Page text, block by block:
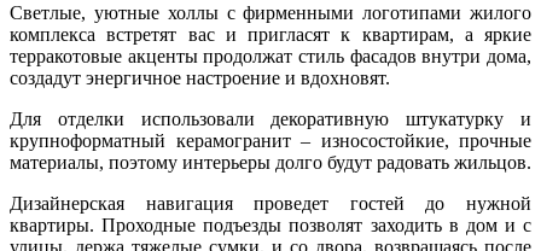
Светлые, уютные холлы с фирменными логотипами жилого
комплекса встретят вас и пригласят к квартирам, а яркие
терракотовые акценты продолжат стиль фасадов внутри дома,
создадут энергичное настроение и вдохновят.
Для отделки использовали декоративную штукатурку и
крупноформатный керамогранит – износостойкие, прочные
материалы, поэтому интерьеры долго будут радовать жильцов.
Дизайнерская навигация проведет гостей до нужной
квартиры. Проходные подъезды позволят заходить в дом и с
улицы, держа тяжелые сумки, и со двора, возвращаясь после